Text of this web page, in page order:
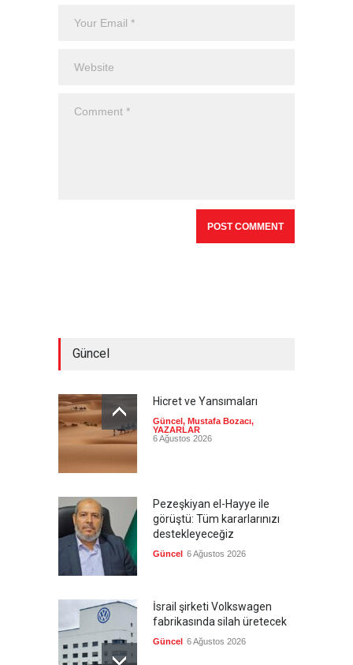
Güncel
Hicret ve Yansımaları
Güncel , Mustafa Bozacı,
YAZARLAR
6 Ağustos 2026
Pezeşkiyan el-Hayye ile
görüştü: Tüm kararlarınızı
destekleyeceğiz
Güncel 6 Ağustos 2026
İsrail şirketi Volkswagen
fabrikasında silah üretecek
Güncel 6 Ağustos 2026